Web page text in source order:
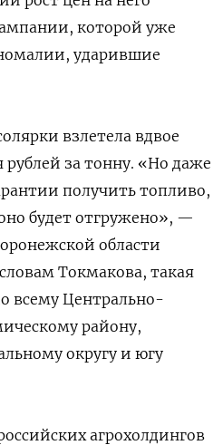
которой уже
ударившие
взлетела вдвое
рублей за тонну. «Но даже
получить топливо,
будет отгружено», —
области
Токмакова, такая
всему Центрально-
району,
округу и югу
агрохолдингов